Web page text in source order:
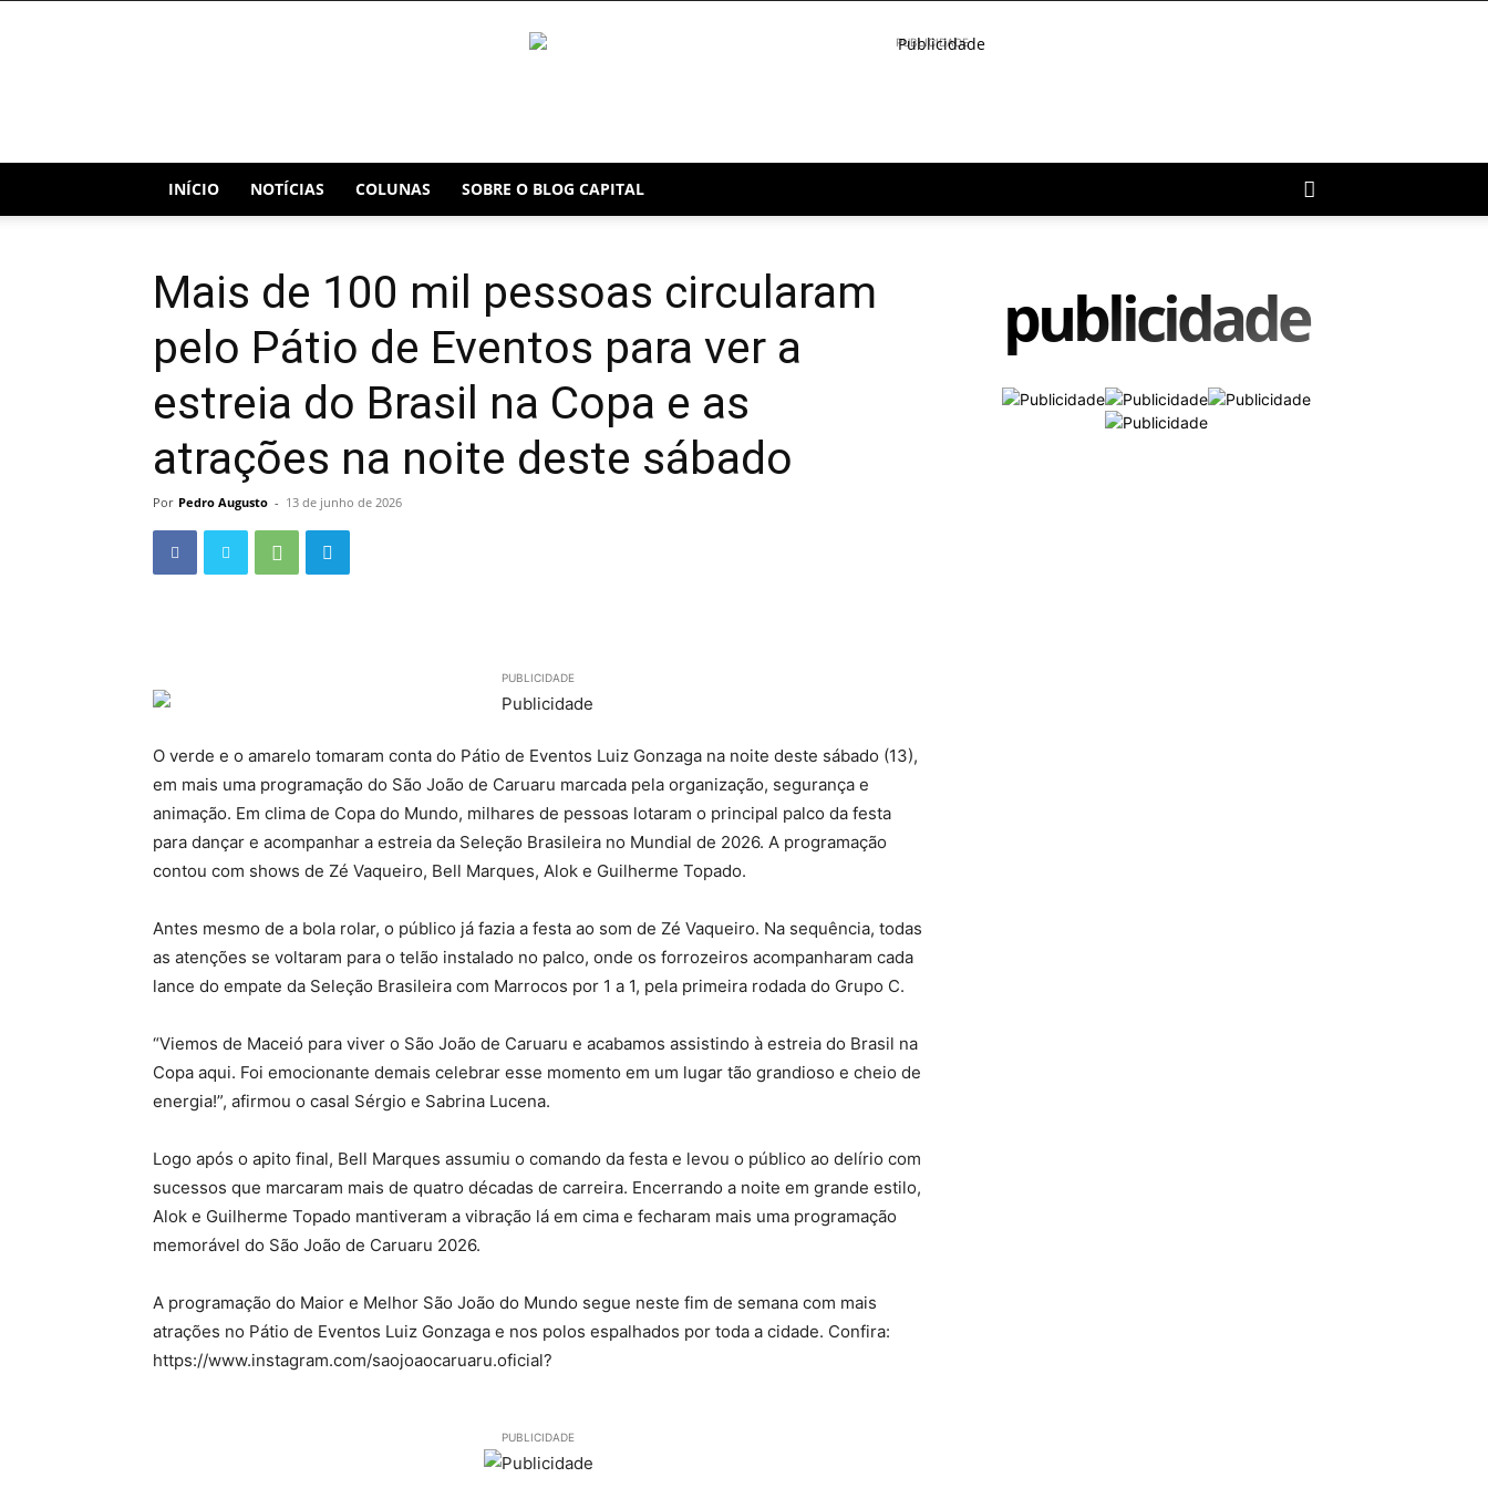
PUBLICIDADE
INÍCIO NOTÍCIAS COLUNAS SOBRE O BLOG CAPITAL
Mais de 100 mil pessoas circularam
pelo Pátio de Eventos para ver a
estreia do Brasil na Copa e as
atrações na noite deste sábado
Por Pedro Augusto - 13 de junho de 2026
PUBLICIDADE
O verde e o amarelo tomaram conta do Pátio de Eventos Luiz Gonzaga na noite deste sábado (13),
em mais uma programação do São João de Caruaru marcada pela organização, segurança e
animação. Em clima de Copa do Mundo, milhares de pessoas lotaram o principal palco da festa
para dançar e acompanhar a estreia da Seleção Brasileira no Mundial de 2026. A programação
contou com shows de Zé Vaqueiro, Bell Marques, Alok e Guilherme Topado.
Antes mesmo de a bola rolar, o público já fazia a festa ao som de Zé Vaqueiro. Na sequência, todas
as atenções se voltaram para o telão instalado no palco, onde os forrozeiros acompanharam cada
lance do empate da Seleção Brasileira com Marrocos por 1 a 1, pela primeira rodada do Grupo C.
“Viemos de Maceió para viver o São João de Caruaru e acabamos assistindo à estreia do Brasil na
Copa aqui. Foi emocionante demais celebrar esse momento em um lugar tão grandioso e cheio de
energia!”, afirmou o casal Sérgio e Sabrina Lucena.
Logo após o apito final, Bell Marques assumiu o comando da festa e levou o público ao delírio com
sucessos que marcaram mais de quatro décadas de carreira. Encerrando a noite em grande estilo,
Alok e Guilherme Topado mantiveram a vibração lá em cima e fecharam mais uma programação
memorável do São João de Caruaru 2026.
A programação do Maior e Melhor São João do Mundo segue neste fim de semana com mais
atrações no Pátio de Eventos Luiz Gonzaga e nos polos espalhados por toda a cidade. Confira:
https://www.instagram.com/saojoaocaruaru.oficial?
PUBLICIDADE
publicidade